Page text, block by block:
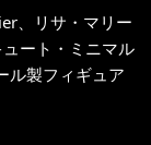
、リサ・マリー
ート・ミニマル
ル製フィギュア